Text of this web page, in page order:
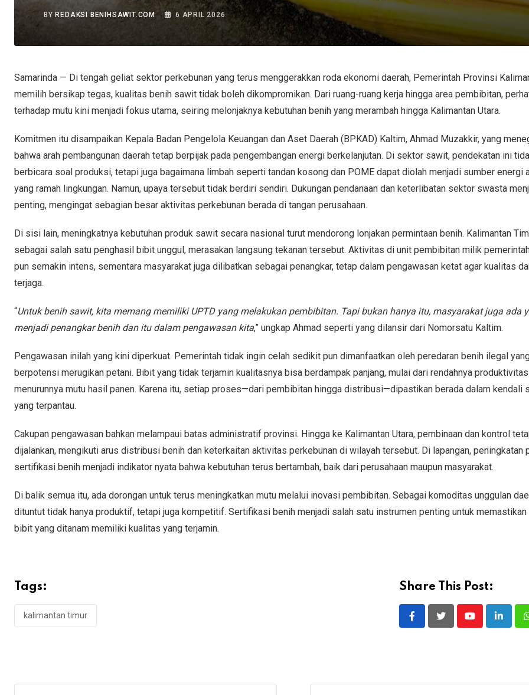
BY REDAKSI BENIHSAWIT.COM 6 APRIL 2026
Samarinda — Di tengah geliat sektor perkebunan yang terus menggerakkan roda ekonomi daerah, Pemerintah Provinsi
memilih bersikap tegas, kualitas benih sawit tidak boleh dikompromikan. Dari ruang-ruang kerja hingga area pembibitan,
terhadap mutu kini menjadi fokus utama, seiring melonjaknya kebutuhan benih yang merambah hingga Kalimantan Utara.
Komitmen itu disampaikan Kepala Badan Pengelola Keuangan dan Aset Daerah (BPKAD) Kaltim, Ahmad Muzakkir, yang
bahwa arah pembangunan daerah tetap berpijak pada pengembangan energi berkelanjutan. Di sektor sawit, pendekatan ini
berbicara soal produksi, tetapi juga bagaimana limbah seperti tandan kosong dan POME dapat diolah menjadi sumber energi
yang ramah lingkungan. Namun, upaya tersebut tidak berdiri sendiri. Dukungan pendanaan dan keterlibatan sektor swasta
penting, mengingat sebagian besar aktivitas perkebunan berada di tangan perusahaan.
Di sisi lain, meningkatnya kebutuhan produk sawit secara nasional turut mendorong lonjakan permintaan benih. Kalimantan
sebagai salah satu penghasil bibit unggul, merasakan langsung tekanan tersebut. Aktivitas di unit pembibitan milik
pun semakin intens, sementara masyarakat juga dilibatkan sebagai penangkar, tetap dalam pengawasan ketat agar kualitas
terjaga.
“Untuk benih sawit, kita memang memiliki UPTD yang melakukan pembibitan. Tapi bukan hanya itu, masyarakat juga ada
menjadi penangkar benih dan itu dalam pengawasan kita,” ungkap Ahmad seperti yang dilansir dari Nomorsatu Kaltim.
Pengawasan inilah yang kini diperkuat. Pemerintah tidak ingin celah sedikit pun dimanfaatkan oleh peredaran benih ilegal
berpotensi merugikan petani. Bibit yang tidak terjamin kualitasnya bisa berdampak panjang, mulai dari rendahnya
menurunnya mutu hasil panen. Karena itu, setiap proses—dari pembibitan hingga distribusi—dipastikan berada dalam kendali
yang terpantau.
Cakupan pengawasan bahkan melampaui batas administratif provinsi. Hingga ke Kalimantan Utara, pembinaan dan kontrol
dijalankan, mengikuti arus distribusi benih dan keterkaitan aktivitas perkebunan di wilayah tersebut. Di lapangan, peningkatan
sertifikasi benih menjadi indikator nyata bahwa kebutuhan terus bertambah, baik dari perusahaan maupun masyarakat.
Di balik semua itu, ada dorongan untuk terus meningkatkan mutu melalui inovasi pembibitan. Sebagai komoditas unggulan
dituntut tidak hanya produktif, tetapi juga kompetitif. Sertifikasi benih menjadi salah satu instrumen penting untuk
bibit yang ditanam memiliki kualitas yang terjamin.
Tags:
kalimantan timur
Share This Post:
Youtube